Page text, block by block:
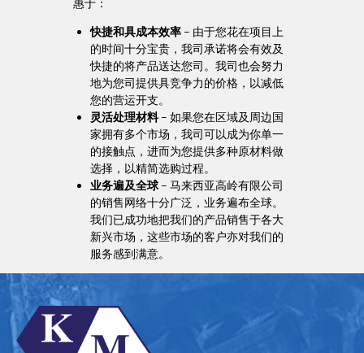
快捷和具成本效率
快捷的将产品送达您司。我司也会努力
地为您司提供具竞争力的价格，以减低
您的营运开支。
灵活处理材料– 如果您在区域及周边国
家拥有多个市场，我司可以成为你单一
的接触点，进而为您提供多种原材料做
选择，以精简选购过程。
业务遍及全球– 马来西亚高岭有限公司
的销售网络十分广泛，业务遍布全球。
我们已成功地把我们的产品销售于各大
新兴市场，这些市场的客户亦对我们的
服务感到满意。